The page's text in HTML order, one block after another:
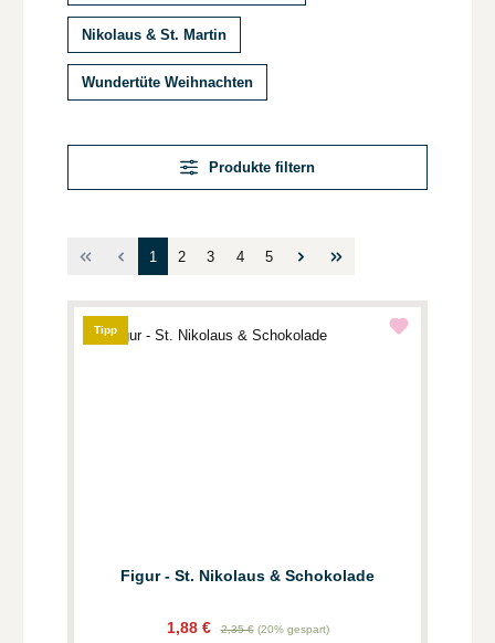
Nikolaus & St. Martin
Wundertüte Weihnachten
Produkte filtern
Seite
1 Seite
2 Seite
3 Seite
4 Seite
5
Tipp
Figur - St. Nikolaus & Schokolade
1,88 € 2,35 € (20% gespart)